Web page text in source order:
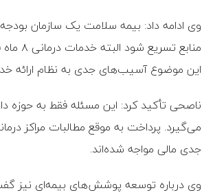
وی ادامه داد: بیمه سلامت یک سازمان
این موضوع آسیب‌های جدی به نظام ارائه
ناصحی تأکید کرد: این مسئله فقط به حوزه
می‌گیرد. پرداخت به موقع مطالبات مراکز
جدی مالی مواجه شده‌اند.
وی درباره توسعه پوشش‌های بیمه‌ای نیز